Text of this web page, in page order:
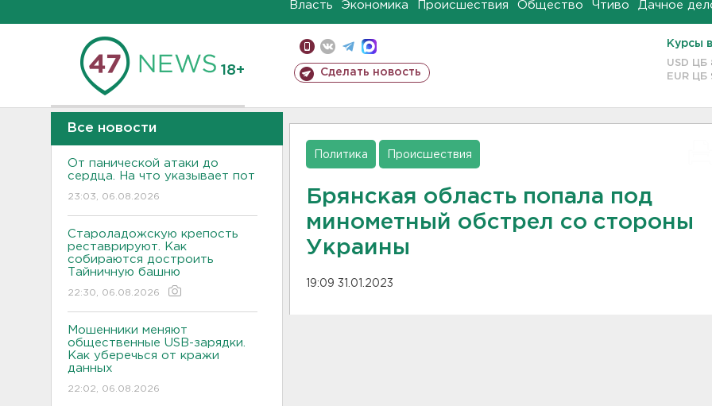
Власть Экономика Происшествия Общество Чтиво Дачное
18+ Сделать новость
Курсы
USD ЦБ
EUR ЦБ
Все новости
От панической атаки до
сердца. На что указывает пот
23:03, 06.08.2026
Староладожскую крепость
реставрируют. Как
собираются достроить
Тайничную башню
22:30, 06.08.2026
Мошенники меняют
общественные USB-зарядки.
Как уберечься от кражи
данных
22:02, 06.08.2026
Политика Происшествия
Брянская область попала под
минометный обстрел со стороны
Украины
19:09 31.01.2023